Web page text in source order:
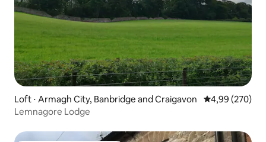
Loft ⋅ Armagh City, Banbridge and Craigavon Évaluation
4,99 (270)
Lemnagore Lodge